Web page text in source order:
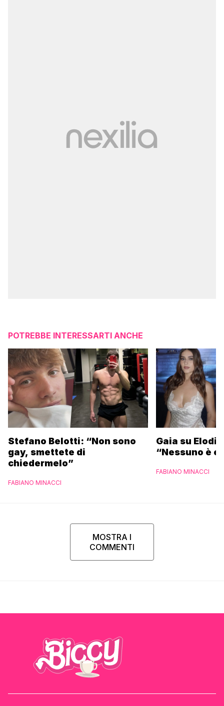
POTREBBE INTERESSARTI ANCHE
Stefano Belotti: “Non sono
gay, smettete di
chiedermelo”
FABIANO MINACCI
Gaia su
“Nessuno è
FABIANO MINACCI
MOSTRA I
COMMENTI